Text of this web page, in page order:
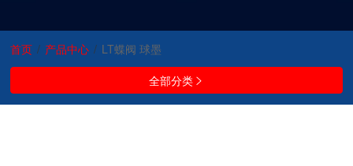
首页 / 产品中心 / LT蝶阀 球墨
全部分类